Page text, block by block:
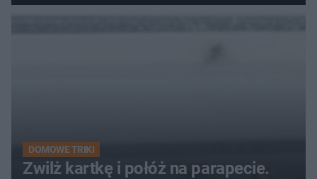
kobiety
DOMOWE TRIKI
Zwilż kartkę i połóż na parapecie.